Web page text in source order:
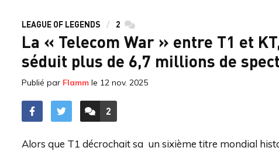
LEAGUE OF LEGENDS 2 commentaires
La « Telecom War » entre T1 et
séduit plus de 6,7 millions de
Publié par Flamm le 12 nov. 2025
ACCÉDER AUX
2
COMMENTAIRES
Alors que T1 décrochait sa un sixième titre mondial